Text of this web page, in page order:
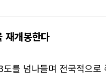
재개봉한다
를 넘나들며 전국적으